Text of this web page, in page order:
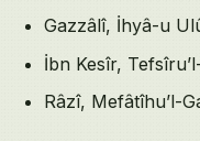
Gazzâlî, İhyâ-u
İbn Kesîr,
Râzî, Mefâtîhu’l-